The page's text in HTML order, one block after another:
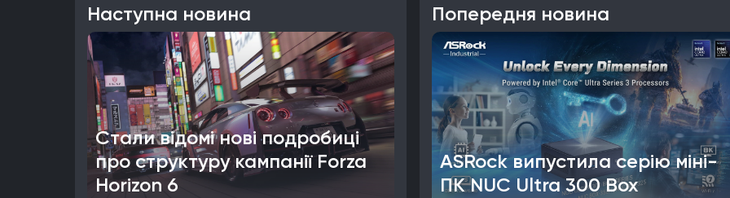
Наступна новина
Стали відомі нові подробиці
про структуру кампанії Forza
Horizon 6
Попередня новина
ASRock випустила серію міні-
ПК NUC Ultra 300 Box